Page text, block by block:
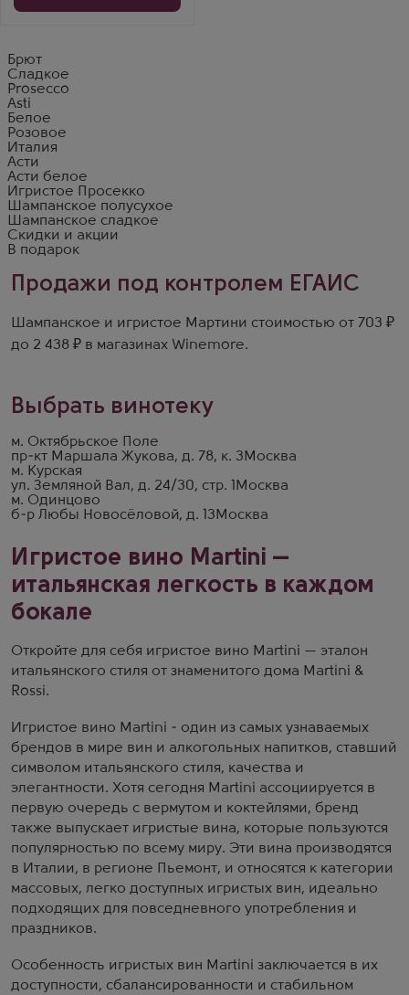
Брют
Сладкое
Prosecco
Asti
Белое
Розовое
Италия
Асти
Асти белое
Игристое Просекко
Шампанское полусухое
Шампанское сладкое
Скидки и акции
В подарок
Продажи под контролем ЕГАИС
Шампанское и игристое Мартини стоимостью от 703 ₽
до 2 438 ₽ в магазинах Winemore.
Выбрать винотеку
м. Октябрьское Поле
пр-кт Маршала Жукова, д. 78, к. 3 Москва
м. Курская
ул. Земляной Вал, д. 24/30, стр. 1
Москва
м. Одинцово
б-р Любы Новосёловой, д. 13 Москва
Игристое вино Martini —
итальянская легкость в каждом
бокале
Откройте для себя игристое вино Martini — эталон
итальянского стиля от знаменитого дома Martini &
Rossi.
Игристое вино Martini - один из самых узнаваемых
брендов в мире вин и алкогольных напитков, ставший
символом итальянского стиля, качества и
элегантности. Хотя сегодня Martini ассоциируется в
первую очередь с вермутом и коктейлями, бренд
также выпускает игристые вина, которые пользуются
популярностью по всему миру. Эти вина производятся
в Италии, в регионе Пьемонт, и относятся к категории
массовых, легко доступных игристых вин, идеально
подходящих для повседневного употребления и
праздников.
Особенность игристых вин Martini заключается в их
доступности, сбалансированности и стабильном